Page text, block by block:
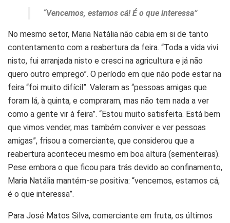
“Vencemos, estamos cá! É o que interessa”
No mesmo setor, Maria Natália não cabia em si de tanto
contentamento com a reabertura da feira. “Toda a vida vivi
nisto, fui arranjada nisto e cresci na agricultura e já não
quero outro emprego”. O período em que não pode estar na
feira “foi muito difícil”. Valeram as “pessoas amigas que
foram lá, à quinta, e compraram, mas não tem nada a ver
como a gente vir à feira”. “Estou muito satisfeita. Está bem
que vimos vender, mas também conviver e ver pessoas
amigas”, frisou a comerciante, que considerou que a
reabertura aconteceu mesmo em boa altura (sementeiras).
Pese embora o que ficou para trás devido ao confinamento,
Maria Natália mantém-se positiva: “vencemos, estamos cá,
é o que interessa”.
Para José Matos Silva, comerciante em fruta, os últimos